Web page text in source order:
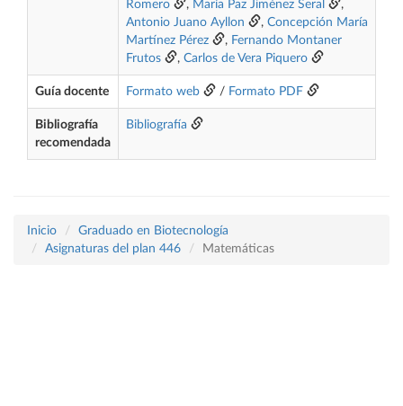
Romero
, María Paz Jiménez Seral
,
Antonio Juano Ayllon
, Concepción María
Martínez Pérez
, Fernando Montaner
Frutos
, Carlos de Vera Piquero
Guía docente Formato web / Formato PDF
Bibliografía
recomendada
Bibliografía
Inicio
Graduado en Biotecnología
Asignaturas del plan 446
Matemáticas